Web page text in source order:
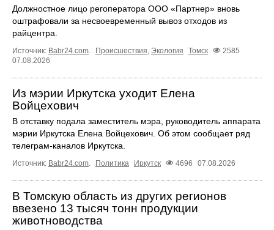
Должностное лицо регоператора ООО «Партнер» вновь
оштрафовали за несвоевременный вывоз отходов из
райцентра.
Источник: Babr24.com. Происшествия, Экология Томск
2585
07.08.2026
Из мэрии Иркутска уходит Елена
Войцехович
В отставку подала заместитель мэра, руководитель аппарата
мэрии Иркутска Елена Войцехович. Об этом сообщает ряд
телеграм‑каналов Иркутска.
Источник: Babr24.com. Политика Иркутск 4696 07.08.2026
В Томскую область из других регионов
ввезено 13 тысяч тонн продукции
животноводства